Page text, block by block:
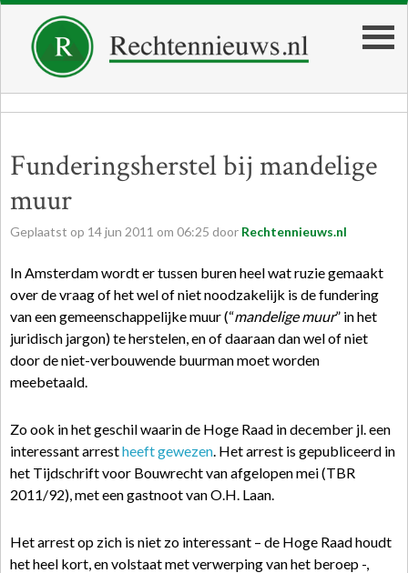
Funderingsherstel bij mandelige
muur
Geplaatst op 14jun 2011 om 06:25 door Rechtennieuws.nl
In Amsterdam wordt er tussen buren heel wat ruzie gemaakt
over de vraag of het wel of niet noodzakelijk is de fundering
van een gemeenschappelijke muur (“mandelige muur” in het
juridisch jargon) te herstelen, en of daaraan dan wel of niet
door de niet-verbouwende buurman moet worden
meebetaald.
Zo ook in het geschil waarin de Hoge Raad in december jl. een
interessant arrestheeft gewezen. Het arrest is gepubliceerd in
het Tijdschrift voor Bouwrecht van afgelopen mei (TBR
2011/92), met een gastnoot van O.H. Laan.
Het arrest op zich is niet zo interessant – de Hoge Raad houdt
het heel kort, en volstaat met verwerping van het beroep -,